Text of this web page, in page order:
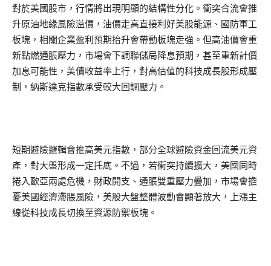
對於美國股市，行情將出現明顯的結構性分化。衝突合流會推
升原油地緣風險溢價，油價走高直接利好美股能源、國防軍工
板塊，相關企業盈利預期抬升會帶動板塊走強。但高油價會重
新點燃通脹壓力，市場會下調聯儲局降息預期，甚至重新計價
加息可能性，美債收益率上行，對高估值的科技成長股形成壓
制，納斯達克指數承受較大回調壓力。
短期避險邏輯會推高美元指數，部分全球避險資金回流美元資
產，對大盤形成一定托底。不過，若衝突持續擴大，美國同時
捲入歐亞兩處危機，財政開支、通脹雙重壓力疊加，市場會擔
憂美國經濟滯脹風險，美股大盤整體波動會顯著放大，上漲主
線從科技成長切換至資源防禦板塊。